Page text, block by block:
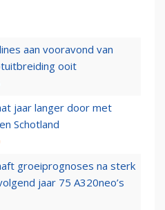
aan vooravond van
ooit
jaar langer door met
Schotland
groeiprognoses na sterk
jaar 75 A320neo’s